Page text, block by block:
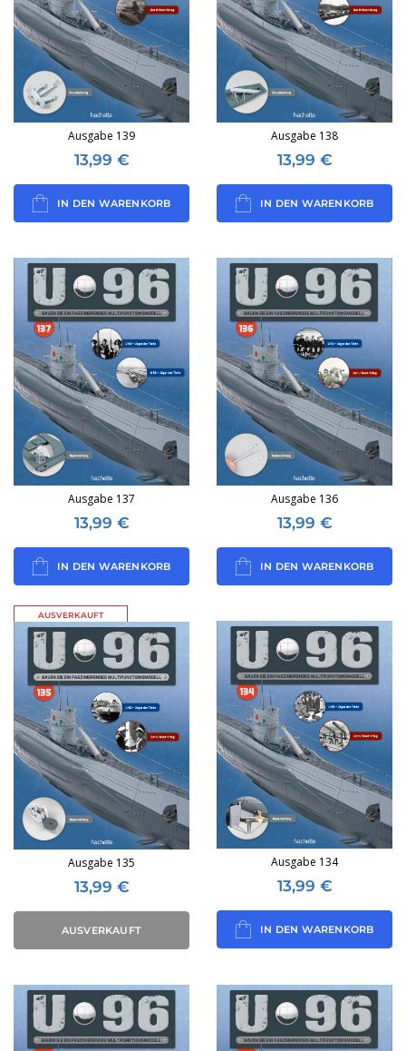
Ausgabe 139
13,99 €
IN DEN WARENKORB
Ausgabe 138
13,99 €
IN DEN WARENKORB
Ausgabe 137
13,99 €
IN DEN WARENKORB
Ausgabe 136
13,99 €
IN DEN WARENKORB
AUSVERKAUFT
Ausgabe 135
13,99 €
AUSVERKAUFT
Ausgabe 134
13,99 €
IN DEN WARENKORB